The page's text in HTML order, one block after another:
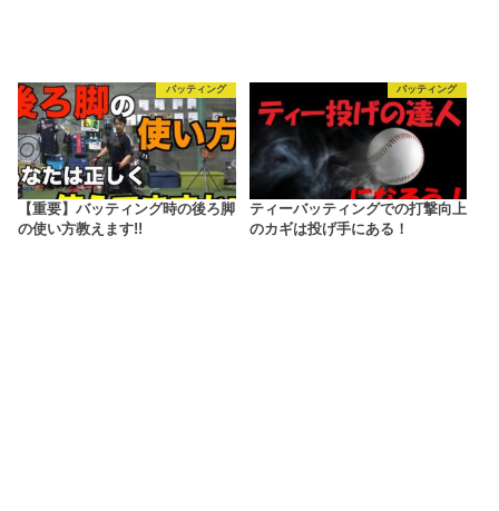
バッティング
【重要】バッティング時の後ろ脚
の使い方教えます!!
バッティング
ティーバッティングでの打撃向上
のカギは投げ手にある！